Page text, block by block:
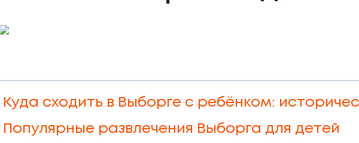
Куда сходить в Выборге с ребёнком:
Популярные развлечения Выборга для детей